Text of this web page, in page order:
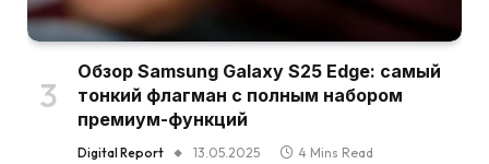
Обзор Samsung Galaxy S25 Edge: самый
тонкий флагман с полным набором
премиум-функций
Digital Report 13.05.2025 4 Mins Read